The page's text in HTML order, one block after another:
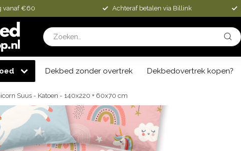
vanaf €60 Achteraf betalen via Billink
Dekbed zonder overtrek Dekbedovertrek kopen?
Suus - Katoen - 140x220 + 60x70 cm